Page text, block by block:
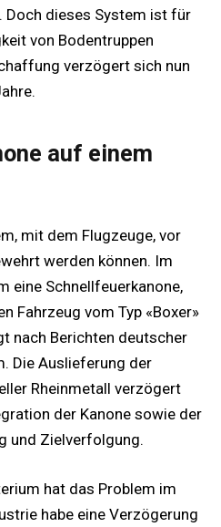
Doch dieses System ist für
von Bodentruppen
verzögert sich nun
auf einem
mit dem Flugzeuge, vor
werden können. Im
eine Schnellfeuerkanone,
Fahrzeug vom Typ «Boxer»
nach Berichten deutscher
Die Auslieferung der
Rheinmetall verzögert
der Kanone sowie der
und Zielverfolgung.
hat das Problem im
habe eine Verzögerung